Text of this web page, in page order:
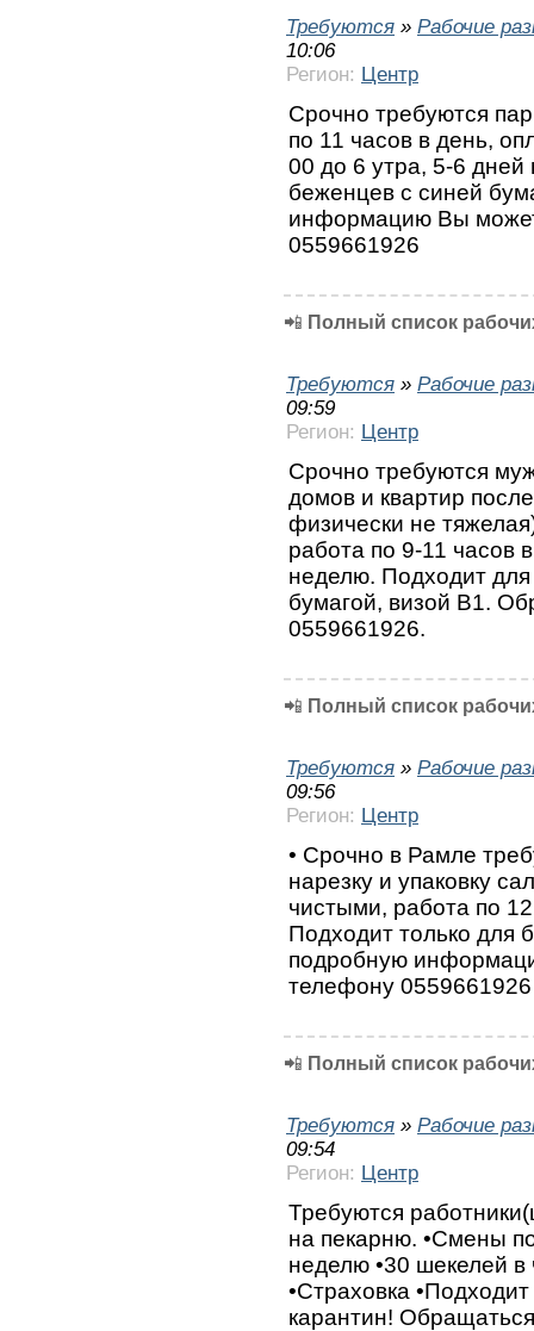
Требуются » Рабочие
10:06
Регион: Центр
Срочно требуются
по 11 часов в день,
00 до 6 утра, 5-6
беженцев с синей
информацию Вы
0559661926
📲 Полный список
Требуются » Рабочие
09:59
Регион: Центр
Срочно требуются
домов и квартир
физически не
работа по 9-11 часов
неделю. Подходит
бумагой, визой В1.
0559661926.
📲 Полный список
Требуются » Рабочие
09:56
Регион: Центр
• Срочно в Рамле
нарезку и упаковку
чистыми, работа по
Подходит только для
подробную
телефону 0559661926
📲 Полный список
Требуются » Рабочие
09:54
Регион: Центр
Требуются
на пекарню. •Смены
неделю •30 шекелей в
•Страховка
карантин!